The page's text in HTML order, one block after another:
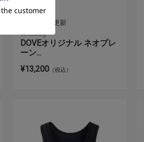
2026.03.25 更新
totebag
DOVEオリジナル ネオプレ
ーン...
¥13,200 （税込）